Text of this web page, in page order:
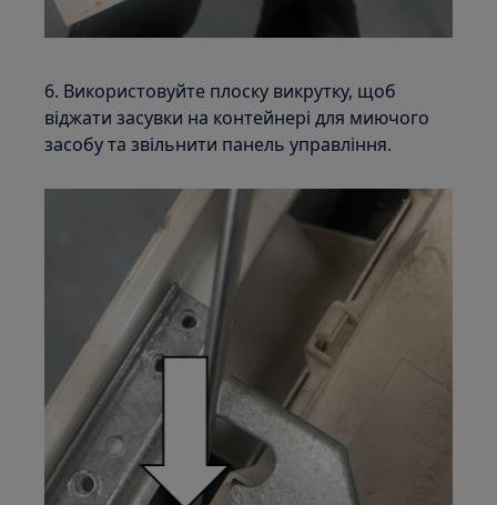
6. Використовуйте плоску викрутку, щоб
віджати засувки на контейнері для миючого
засобу та звільнити панель управління.